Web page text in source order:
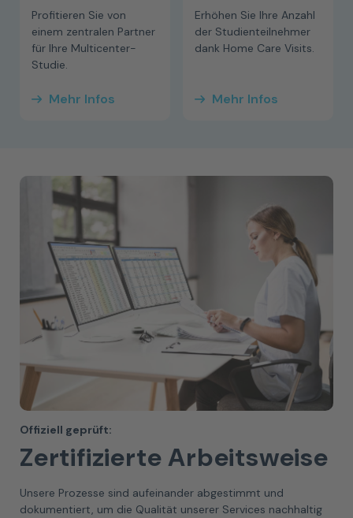
Profitieren Sie von
einem zentralen Partner
für Ihre Multicenter-
Studie.
Mehr Infos
Erhöhen Sie Ihre Anzahl
der Studienteilnehmer
dank Home Care Visits.
Mehr Infos
Offiziell geprüft:
Zertifizierte Arbeitsweise
Unsere Prozesse sind aufeinander abgestimmt und
dokumentiert, um die Qualität unserer Services nachhaltig